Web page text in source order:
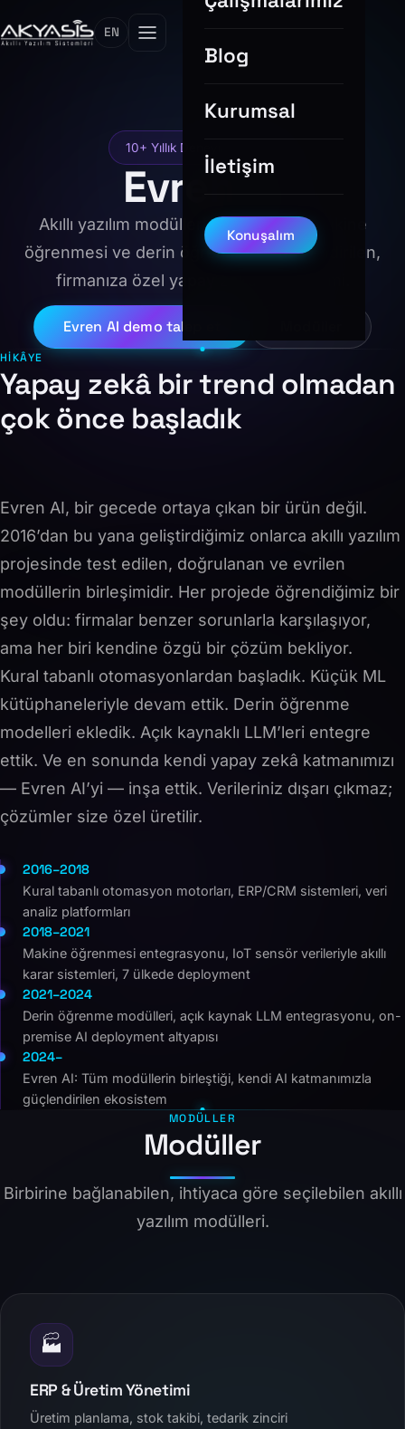
EN
Blog
Kurumsal
İletişim
Konuşalım
10+ Yıllık Deneyimin Ürünü
EvrenAI
Akıllı yazılım modüllerini birleştiren, makine
öğrenmesi ve derin öğrenme ile güçlendirilen,
firmanıza özel yapay zekâ ekosistemi.
Evren AI demo talep et
HIKÂYE
Yapay zekâ bir trend olmadan
çok önce başladık
Evren AI, bir gecede ortaya çıkan bir ürün değil.
2016’dan bu yana geliştirdiğimiz onlarca akıllı yazılım
projesinde test edilen, doğrulanan ve evrilen
modüllerin birleşimidir. Her projede öğrendiğimiz bir
şey oldu: firmalar benzer sorunlarla karşılaşıyor,
ama her biri kendine özgü bir çözüm bekliyor.
Kural tabanlı otomasyonlardan başladık. Küçük ML
kütüphaneleriyle devam ettik. Derin öğrenme
modelleri ekledik. Açık kaynaklı LLM’leri entegre
ettik. Ve en sonunda kendi yapay zekâ katmanımızı
— Evren AI’yi — inşa ettik. Verileriniz dışarı çıkmaz;
çözümler size özel üretilir.
2016–2018
Kural tabanlı otomasyon motorları, ERP/CRM sistemleri, veri
analiz platformları
2018–2021
Makine öğrenmesi entegrasyonu, IoT sensör verileriyle akıllı
karar sistemleri, 7 ülkede deployment
2021–2024
Derin öğrenme modülleri, açık kaynak LLM entegrasyonu, on-
premise AI deployment altyapısı
2024–
Evren AI: Tüm modüllerin birleştiği, kendi AI katmanımızla
güçlendirilen ekosistem
MODÜLLER
Modüller
Birbirine bağlanabilen, ihtiyaca göre seçilebilen akıllı
yazılım modülleri.
🏭
ERP & Üretim Yönetimi
Üretim planlama, stok takibi, tedarik zinciri